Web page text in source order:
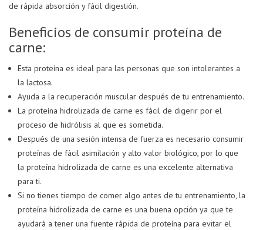
de rápida absorción y fácil digestión.
Beneficios de consumir proteína de
carne:
Esta proteína es ideal para las personas que son intolerantes a
la lactosa.
Ayuda a la recuperación muscular después de tu entrenamiento.
La proteína hidrolizada de carne es fácil de digerir por el
proceso de hidrólisis al que es sometida.
Después de una sesión intensa de fuerza es necesario consumir
proteínas de fácil asimilación y alto valor biológico, por lo que
la proteína hidrolizada de carne es una excelente alternativa
para ti.
Si no tienes tiempo de comer algo antes de tu entrenamiento, la
proteína hidrolizada de carne es una buena opción ya que te
ayudará a tener una fuente rápida de proteína para evitar el